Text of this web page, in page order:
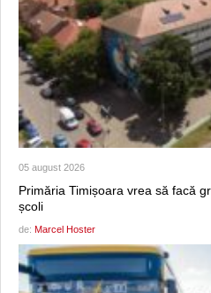
05 august 2026
Primăria Timișoara vrea să facă
școli
de: Marcel Hoster